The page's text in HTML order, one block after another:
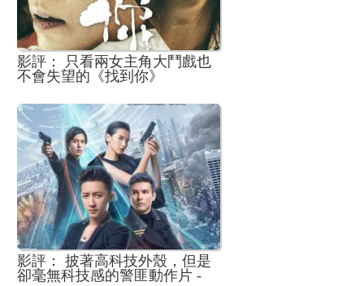
影評： 只看兩女主角大鬥戲也
不會失望的《找到你》
影評： 披著高科技外殼，但是
卻毫無科技感的警匪動作片 -